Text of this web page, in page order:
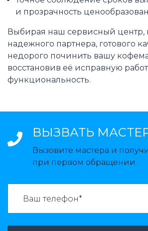
и прозрачность
Выбирая наш сервисный центр,
надежного партнера, готового
недорого починить вашу
восстановив её исправную
функциональность.
ВЫЗВАТЬ
Вызовите мастера и
при первом обращении.